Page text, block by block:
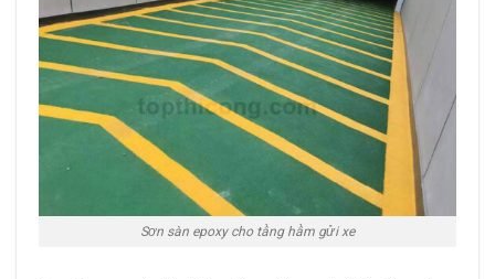
Sơn sàn epoxy cho tầng hầm gửi xe